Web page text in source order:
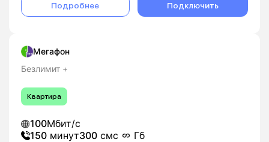
Подробнее Подключить
Мегафон
Безлимит +
Квартира
100Мбит/с
150 минут300 смс Гб